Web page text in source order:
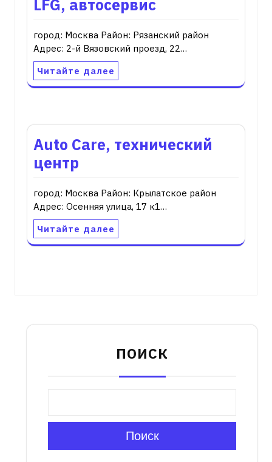
LFG, автосервис
город: Москва Район: Рязанский район
Адрес: 2-й Вязовский проезд, 22…
Читайте далее
Auto Care, технический
центр
город: Москва Район: Крылатское район
Адрес: Осенняя улица, 17 к1…
Читайте далее
ПОИСК
Поиск